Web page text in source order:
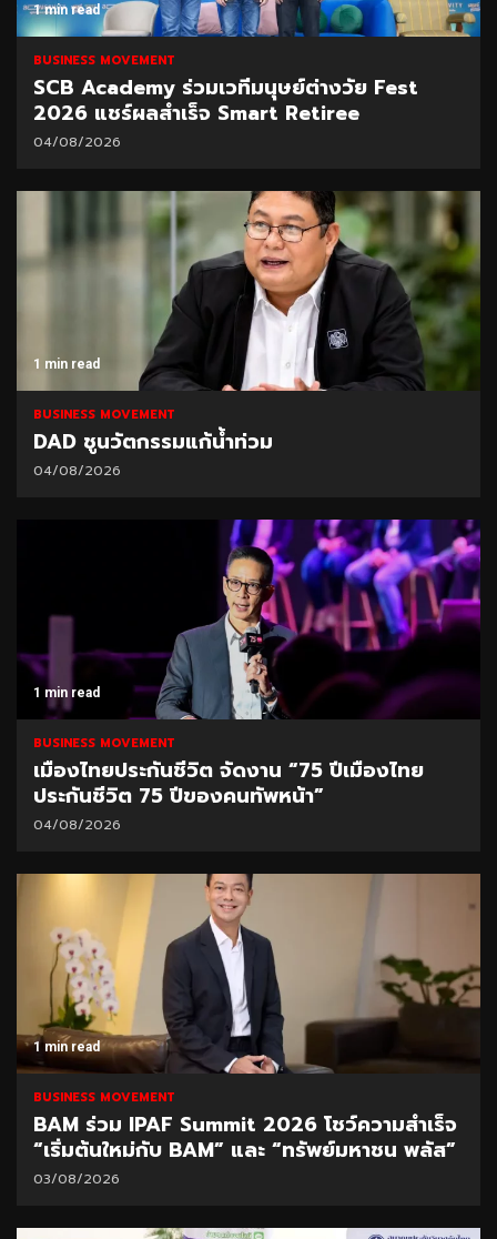
1 min read
BUSINESS MOVEMENT
SCB Academy ร่วมเวทีมนุษย์ต่างวัย Fest
2026 แชร์ผลสำเร็จ Smart Retiree
04/08/2026
1 min read
BUSINESS MOVEMENT
DAD ชูนวัตกรรมแก้น้ำท่วม
04/08/2026
1 min read
BUSINESS MOVEMENT
เมืองไทยประกันชีวิต จัดงาน “75 ปีเมืองไทย
ประกันชีวิต 75 ปีของคนทัพหน้า”
04/08/2026
1 min read
BUSINESS MOVEMENT
BAM ร่วม IPAF Summit 2026 โชว์ความสำเร็จ
“เริ่มต้นใหม่กับ BAM” และ “ทรัพย์มหาชน พลัส”
03/08/2026